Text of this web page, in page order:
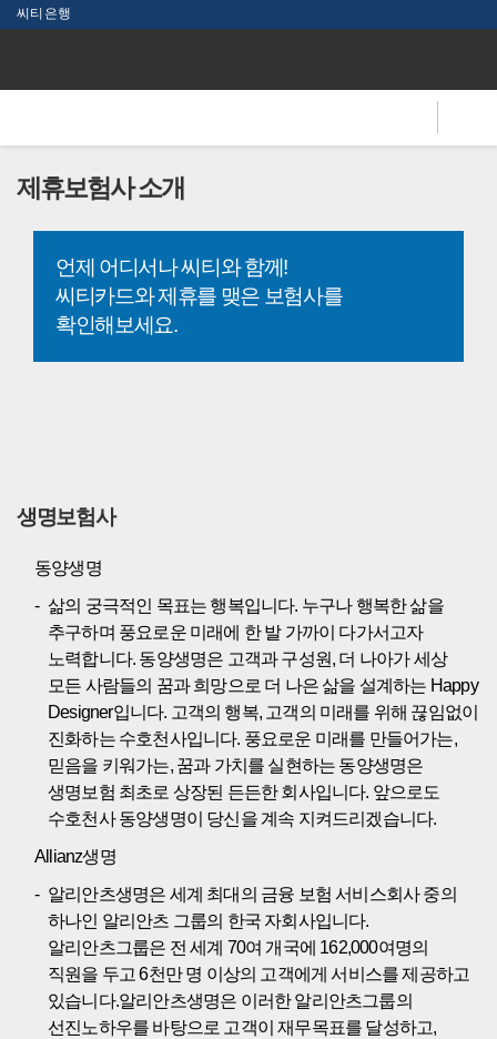
씨티은행
t
체
제휴보험사 소개
언제 어디서나 씨티와 함께!
씨티카드와 제휴를 맺은 보험사를
확인해보세요.
생명보험사
동양생명
삶의 궁극적인 목표는 행복입니다. 누구나 행복한 삶을
추구하며 풍요로운 미래에 한 발 가까이 다가서고자
노력합니다. 동양생명은 고객과 구성원, 더 나아가 세상
모든 사람들의 꿈과 희망으로 더 나은 삶을 설계하는 Happy
Designer입니다. 고객의 행복, 고객의 미래를 위해 끊임없이
진화하는 수호천사입니다. 풍요로운 미래를 만들어가는,
믿음을 키워가는, 꿈과 가치를 실현하는 동양생명은
생명보험 최초로 상장된 든든한 회사입니다. 앞으로도
수호천사 동양생명이 당신을 계속 지켜드리겠습니다.
Allianz생명
알리안츠생명은 세계 최대의 금융 보험 서비스회사 중의
하나인 알리안츠 그룹의 한국 자회사입니다.
알리안츠그룹은 전 세계 70여 개국에 162,000여명의
직원을 두고 6천만 명 이상의 고객에게 서비스를 제공하고
있습니다.알리안츠생명은 이러한 알리안츠그룹의
선진노하우를 바탕으로 고객이 재무목표를 달성하고,